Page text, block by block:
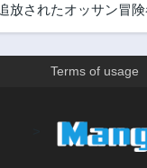
されたオッサン冒
Terms of usage